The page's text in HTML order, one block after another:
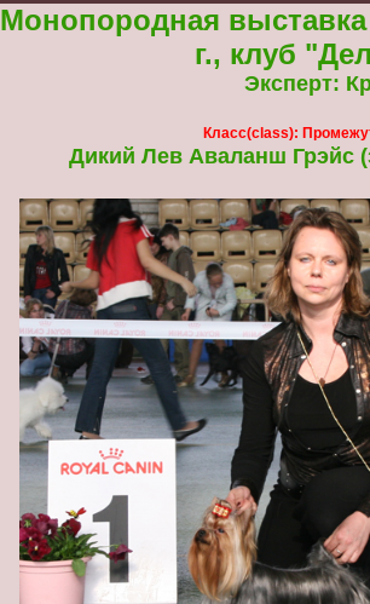
Монопородная
г., клуб
Эксперт:
Класс(class):
Дикий Лев Аваланш Грэйс